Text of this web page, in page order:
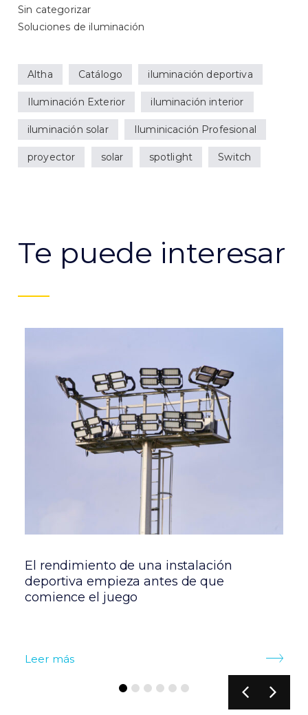
Sin categorizar
Soluciones de iluminación
Altha Catálogo iluminación deportiva
Iluminación Exterior iluminación interior
iluminación solar Iluminicación Profesional
proyector solar spotlight Switch
Te puede interesar
El rendimiento de una instalación
deportiva empieza antes de que
comience el juego
Leer más